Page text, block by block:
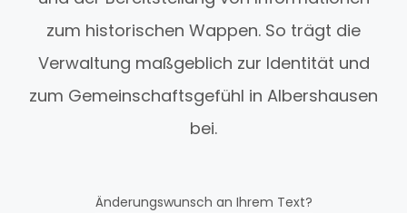
zum historischen Wappen. So trägt die
Verwaltung maßgeblich zur Identität und
zum Gemeinschaftsgefühl in Albershausen
bei.
Änderungswunsch an Ihrem Text?